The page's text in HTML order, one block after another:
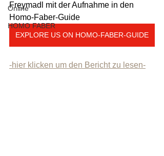
Online
HOMO FABER
Freymadl mit der Aufnahme in den
Homo-Faber-Guide
EXPLORE US ON HOMO-FABER-GUIDE
-hier klicken um den Bericht zu lesen-